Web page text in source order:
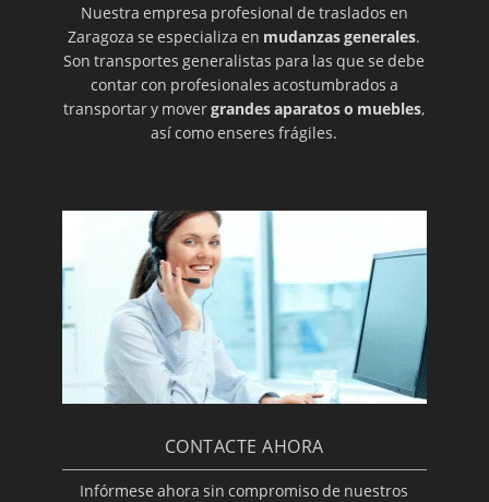
Nuestra empresa profesional de traslados en
Zaragoza se especializa en mudanzas generales.
Son transportes generalistas para las que se debe
contar con profesionales acostumbrados a
transportar y movergrandes aparatos o muebles,
así como enseres frágiles.
CONTACTE AHORA
Infórmese ahora sin compromiso de nuestros